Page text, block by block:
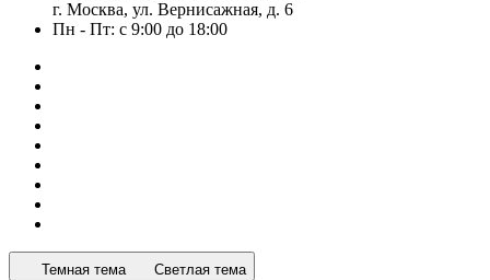
г. Москва, ул. Вернисажная, д. 6
Пн - Пт: с 9:00 до 18:00
Темная тема Светлая тема